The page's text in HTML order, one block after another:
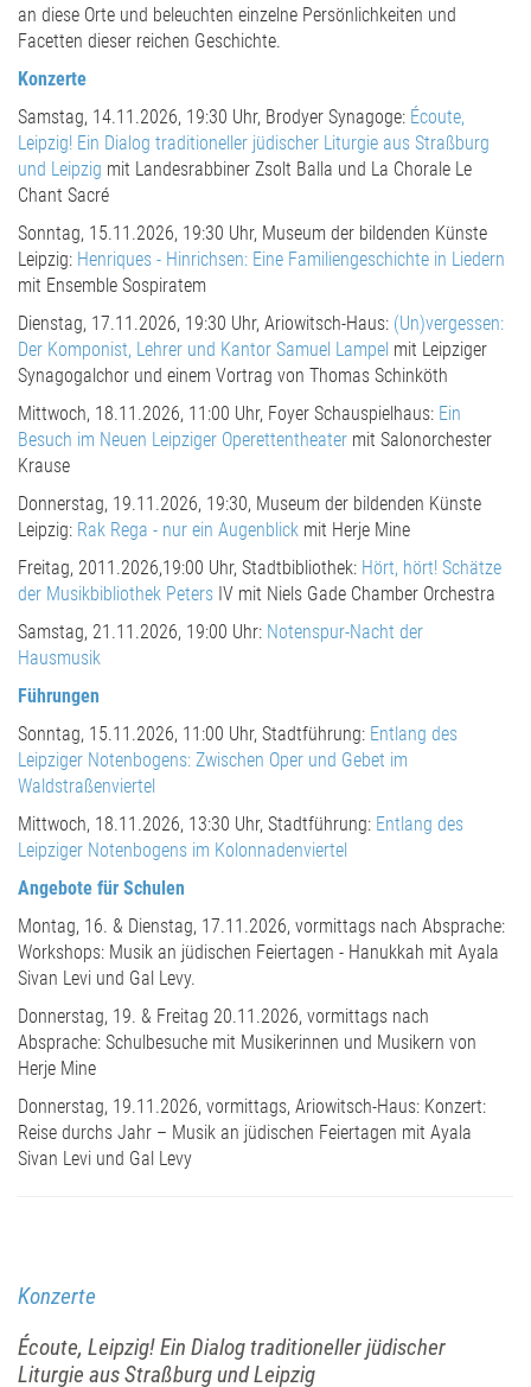
an diese Orte und beleuchten einzelne Persönlichkeiten und
Facetten dieser reichen Geschichte.
Konzerte
Samstag, 14.11.2026, 19:30 Uhr, Brodyer Synagoge: Écoute,
Leipzig! Ein Dialog traditioneller jüdischer Liturgie aus Straßburg
und Leipzig mit Landesrabbiner Zsolt Balla und La Chorale Le
Chant Sacré
Sonntag, 15.11.2026, 19:30 Uhr, Museum der bildenden Künste
Leipzig: Henriques - Hinrichsen: Eine Familiengeschichte in Liedern
mit Ensemble Sospiratem
Dienstag, 17.11.2026, 19:30 Uhr, Ariowitsch-Haus: (Un)vergessen:
Der Komponist, Lehrer und Kantor Samuel Lampel mit Leipziger
Synagogalchor und einem Vortrag von Thomas Schinköth
Mittwoch, 18.11.2026, 11:00 Uhr, Foyer Schauspielhaus: Ein
Besuch im Neuen Leipziger Operettentheater mit Salonorchester
Krause
Donnerstag, 19.11.2026, 19:30, Museum der bildenden Künste
Leipzig: Rak Rega - nur ein Augenblick mit Herje Mine
Freitag, 2011.2026,19:00 Uhr, Stadtbibliothek: Hört, hört! Schätze
der Musikbibliothek Peters IV mit Niels Gade Chamber Orchestra
Samstag, 21.11.2026, 19:00 Uhr: Notenspur-Nacht der
Hausmusik
Führungen
Sonntag, 15.11.2026, 11:00 Uhr, Stadtführung: Entlang des
Leipziger Notenbogens: Zwischen Oper und Gebet im
Waldstraßenviertel
Mittwoch, 18.11.2026, 13:30 Uhr, Stadtführung: Entlang des
Leipziger Notenbogens im Kolonnadenviertel
Angebote für Schulen
Montag, 16. & Dienstag, 17.11.2026, vormittags nach Absprache:
Workshops: Musik an jüdischen Feiertagen - Hanukkah mit Ayala
Sivan Levi und Gal Levy.
Donnerstag, 19. & Freitag 20.11.2026, vormittags nach
Absprache: Schulbesuche mit Musikerinnen und Musikern von
Herje Mine
Donnerstag, 19.11.2026, vormittags, Ariowitsch-Haus: Konzert:
Reise durchs Jahr – Musik an jüdischen Feiertagen mit Ayala
Sivan Levi und Gal Levy
Konzerte
Écoute, Leipzig! Ein Dialog traditioneller jüdischer
Liturgie aus Straßburg und Leipzig